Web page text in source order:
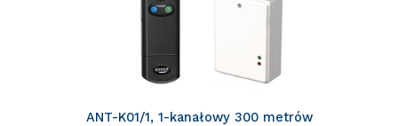
ANT-K01/1, 1-kanałowy 300 metrów